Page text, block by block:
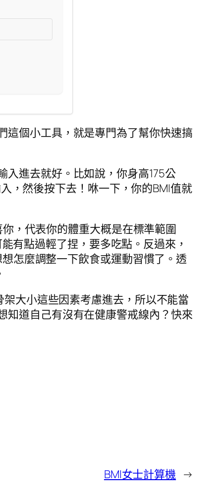
這個小工具，就是專門為了幫你快速搞
進去就好。比如說，你身高175公
，然後按下去！咻一下，你的BMI值就
，代表你的體重大概是在標準範圍
有點過輕了捏，要多吃點。反過來，
怎麼調整一下飲食或運動習慣了。透
大小這些因素考慮進去，所以不能當
知道自己有沒有在健康警戒線內？快來
BMI女士計算機 →